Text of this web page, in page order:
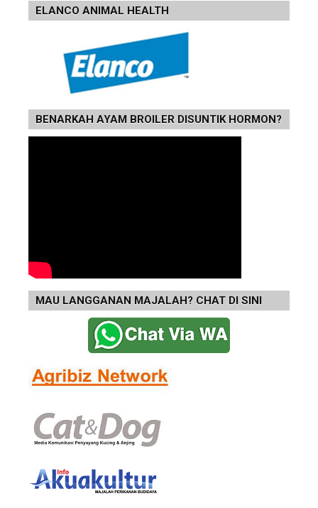
ELANCO ANIMAL HEALTH
BENARKAH AYAM BROILER DISUNTIK HORMON?
MAU LANGGANAN MAJALAH? CHAT DI SINI